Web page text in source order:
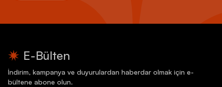
E-Bülten
İndirim, kampanya ve duyurulardan haberdar olmak için e-
bültene abone olun.